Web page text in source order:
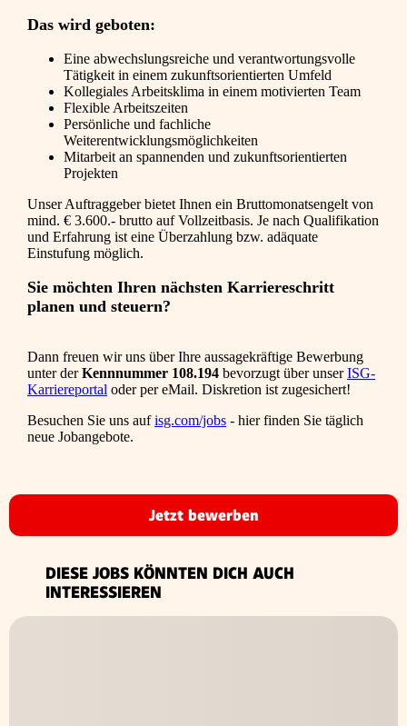
Das wird geboten:
Eine abwechslungsreiche und verantwortungsvolle
Tätigkeit in einem zukunftsorientierten Umfeld
Kollegiales Arbeitsklima in einem motivierten Team
Flexible Arbeitszeiten
Persönliche und fachliche
Weiterentwicklungsmöglichkeiten
Mitarbeit an spannenden und zukunftsorientierten
Projekten
Unser Auftraggeber bietet Ihnen ein Bruttomonatsengelt von
mind. € 3.600.- brutto auf Vollzeitbasis. Je nach Qualifikation
und Erfahrung ist eine Überzahlung bzw. adäquate
Einstufung möglich.
Sie möchten Ihren nächsten Karriereschritt
planen und steuern?
Dann freuen wir uns über Ihre aussagekräftige Bewerbung
unter derKennnummer 108.194 bevorzugt über unserISG-
Karriereportal oder per eMail. Diskretion ist zugesichert!
Besuchen Sie uns aufisg.com/jobs - hier finden Sie täglich
neue Jobangebote.
Jetzt bewerben
DIESE JOBS KÖNNTEN DICH AUCH
INTERESSIEREN